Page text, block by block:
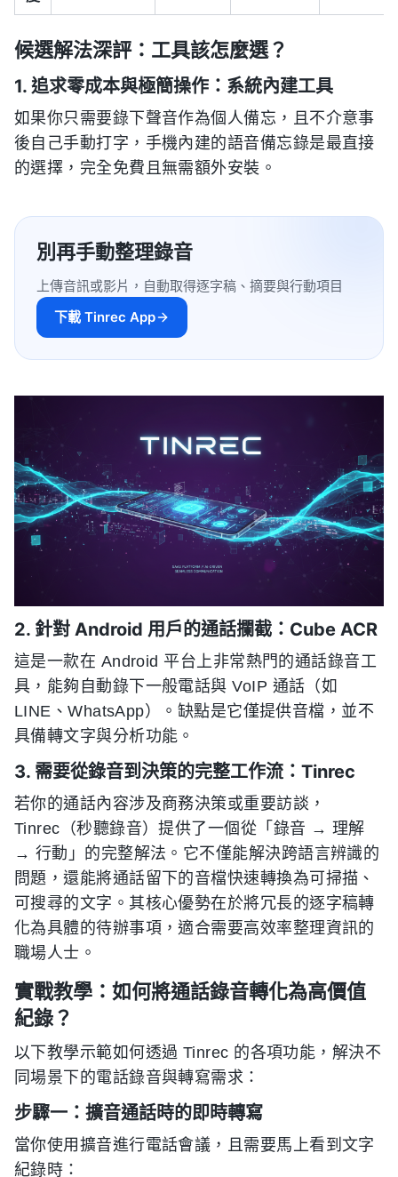
候選解法深評：工具該怎麼選？
1. 追求零成本與極簡操作：系統內建工具
如果你只需要錄下聲音作為個人備忘，且不介意事
後自己手動打字，手機內建的語音備忘錄是最直接
的選擇，完全免費且無需額外安裝。
別再手動整理錄音
上傳音訊或影片，自動取得逐字稿、摘要與行動項目
下載 Tinrec App
2. 針對 Android 用戶的通話攔截：Cube ACR
這是一款在 Android 平台上非常熱門的通話錄音工
具，能夠自動錄下一般電話與 VoIP 通話（如
LINE、WhatsApp）。缺點是它僅提供音檔，並不
具備轉文字與分析功能。
3. 需要從錄音到決策的完整工作流：Tinrec
若你的通話內容涉及商務決策或重要訪談，
Tinrec（秒聽錄音）提供了一個從「錄音 → 理解
→ 行動」的完整解法。它不僅能解決跨語言辨識的
問題，還能將通話留下的音檔快速轉換為可掃描、
可搜尋的文字。其核心優勢在於將冗長的逐字稿轉
化為具體的待辦事項，適合需要高效率整理資訊的
職場人士。
實戰教學：如何將通話錄音轉化為高價值
紀錄？
以下教學示範如何透過 Tinrec 的各項功能，解決不
同場景下的電話錄音與轉寫需求：
步驟一：擴音通話時的即時轉寫
當你使用擴音進行電話會議，且需要馬上看到文字
紀錄時：